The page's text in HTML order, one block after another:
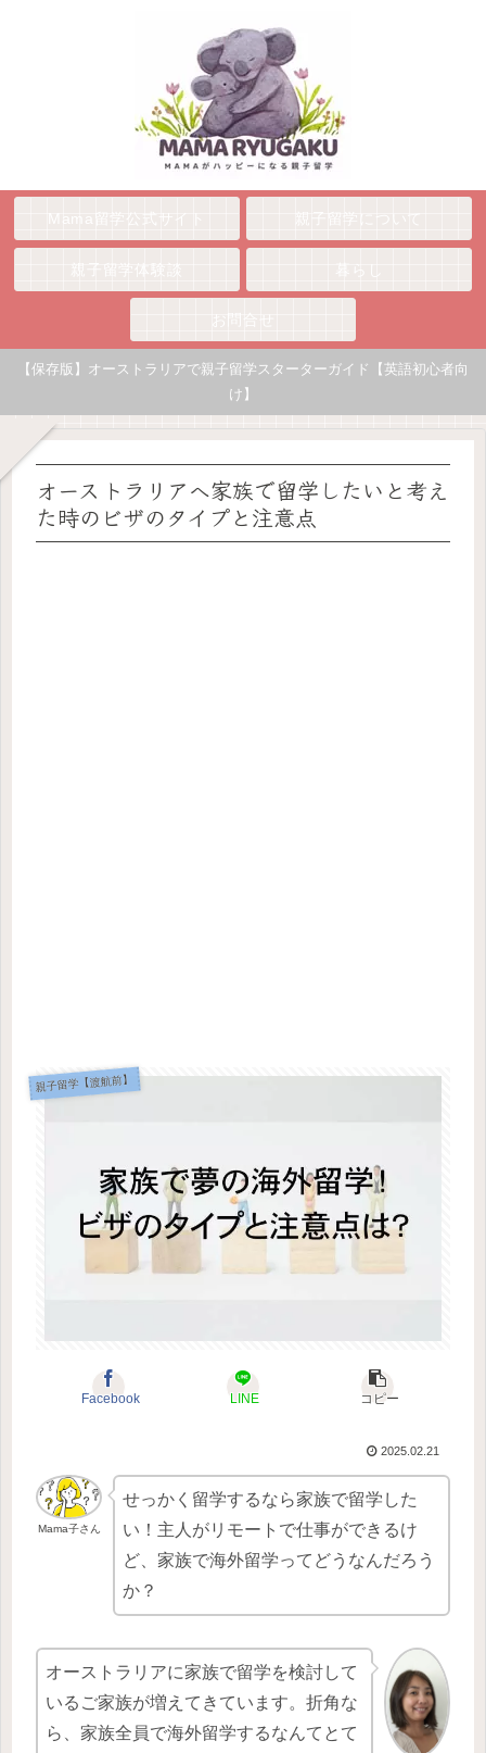
【保存版】オーストラリアで親子留学スターターガイド【英語初心者向
け】
オーストラリアへ家族で留学したいと考え
た時のビザのタイプと注意点
親子留学【渡航前】
Facebook LINE コピー
2025.02.21
Mama子さん
せっかく留学するなら家族で留学した
い！主人がリモートで仕事ができるけ
ど、家族で海外留学ってどうなんだろう
か？
オーストラリアに家族で留学を検討して
いるご家族が増えてきています。折角な
ら、家族全員で海外留学するなんてとて